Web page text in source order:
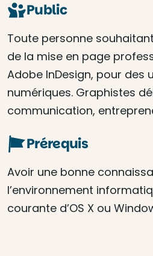
Public
Toute personne
de la mise en page
Adobe InDesign, pour des
numériques. Graphistes
communication,
Prérequis
Avoir une bonne
l’environnement
courante d’OS X ou